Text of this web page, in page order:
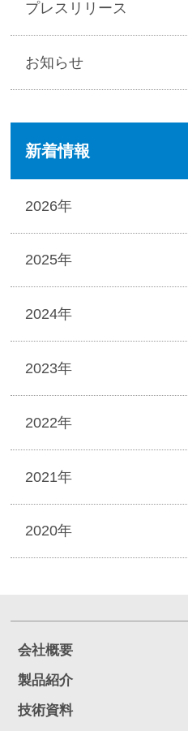
プレスリリース
お知らせ
新着情報
2026年
2025年
2024年
2023年
2022年
2021年
2020年
会社概要
製品紹介
技術資料